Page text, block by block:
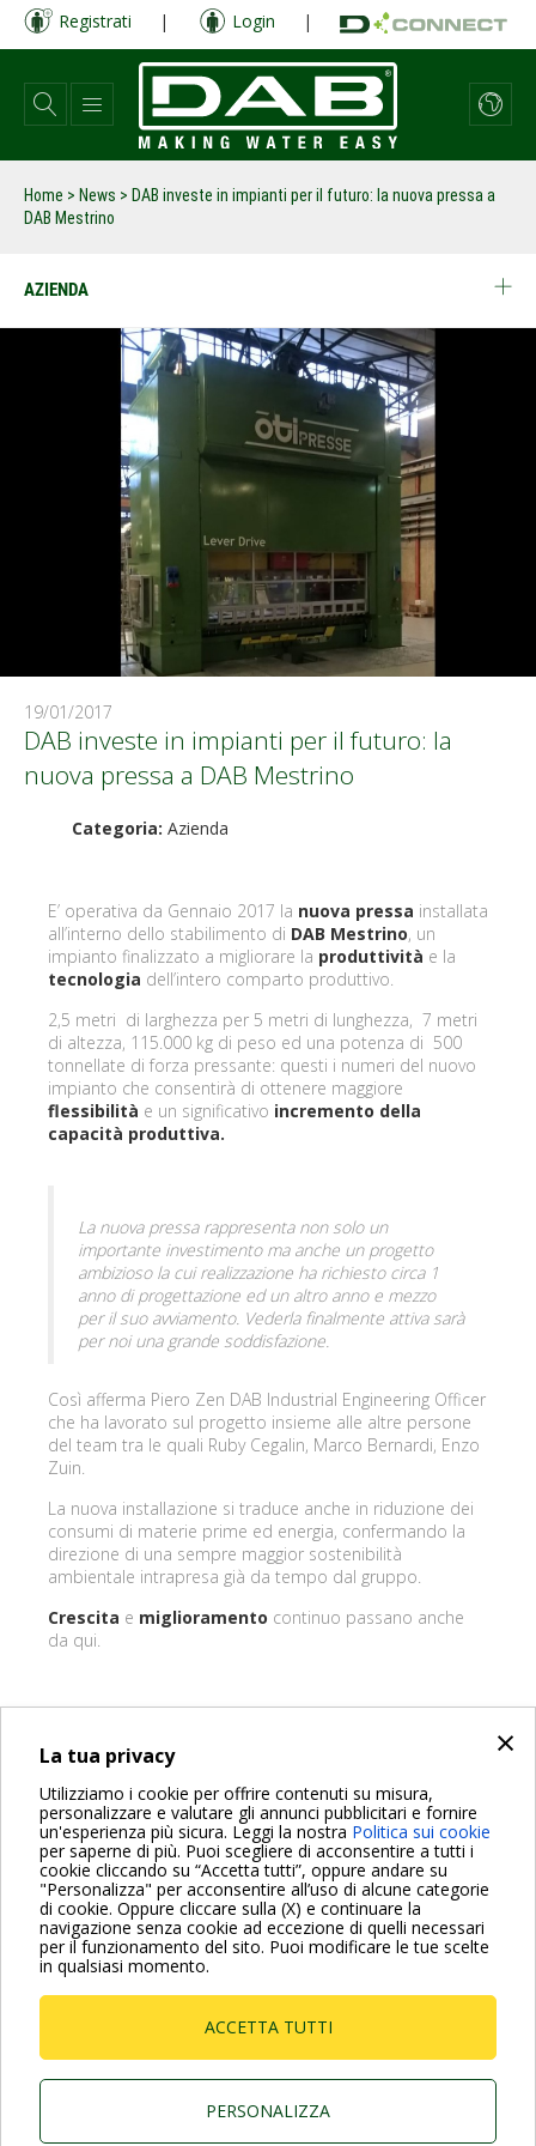
×
La tua privacy
Utilizziamo i cookie per offrire contenuti su misura,
personalizzare e valutare gli annunci pubblicitari e fornire
un'esperienza più sicura. Leggi la nostra Politica sui cookie
per saperne di più. Puoi scegliere di acconsentire a tutti i
cookie cliccando su “Accetta tutti”, oppure andare su
"Personalizza" per acconsentire all’uso di alcune categorie
di cookie. Oppure cliccare sulla (X) e continuare la
navigazione senza cookie ad eccezione di quelli necessari
per il funzionamento del sito. Puoi modificare le tue scelte
in qualsiasi momento.
ACCETTA TUTTI
PERSONALIZZA
Salta
contenuto
principale
Registrati | Login |
Home > News > DAB investe in impianti per il futuro: la nuova pressa a
DAB Mestrino
AZIENDA
19/01/2017
DAB investe in impianti per il futuro: la
nuova pressa a DAB Mestrino
Categoria: Azienda
E’ operativa da Gennaio 2017 la nuova pressa installata
all’interno dello stabilimento di DAB Mestrino, un
impianto finalizzato a migliorare la produttività e la
tecnologia dell’intero comparto produttivo.
2,5 metri di larghezza per 5 metri di lunghezza, 7 metri
di altezza, 115.000 kg di peso ed una potenza di 500
tonnellate di forza pressante: questi i numeri del nuovo
impianto che consentirà di ottenere maggiore
flessibilità e un significativo incremento della
capacità produttiva.
La nuova pressa rappresenta non solo un
importante investimento ma anche un progetto
ambizioso la cui realizzazione ha richiesto circa 1
anno di progettazione ed un altro anno e mezzo
per il suo avviamento. Vederla finalmente attiva sarà
per noi una grande soddisfazione.
Così afferma Piero Zen DAB Industrial Engineering Officer
che ha lavorato sul progetto insieme alle altre persone
del team tra le quali Ruby Cegalin, Marco Bernardi, Enzo
Zuin.
La nuova installazione si traduce anche in riduzione dei
consumi di materie prime ed energia, confermando la
direzione di una sempre maggior sostenibilità
ambientale intrapresa già da tempo dal gruppo.
Crescita e miglioramento continuo passano anche
da qui.
INDIETRO
Share on:
Per maggiori informazioni consulta anche le Domande più
Frequenti
VAI ALLA PAGINA FAQ
P.I. 03675230282 - R.E.A. Padova N. 328200- Cap.